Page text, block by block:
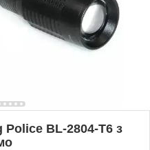
Police BL-2804-T6 з